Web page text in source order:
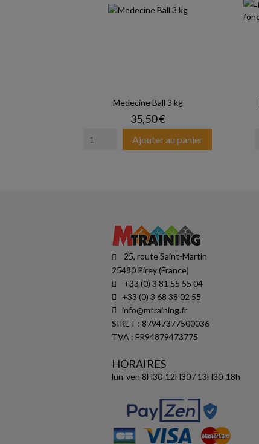
Medecine Ball 3 kg
Prix
35,50 €
Ajouter au panier
25, route Saint-Martin
25480 Pirey (France)
+33 (0) 3 81 55 55 04
+33 (0) 3 68 38 02 55
info@mtraining.fr
SIRET : 87947377500036
TVA : FR94879473775
HORAIRES
lun-ven 8H30-12H30 / 13H30-18h